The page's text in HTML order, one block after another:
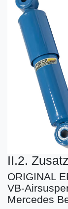
II.2.
ORIGINAL
VB-
Mercedes